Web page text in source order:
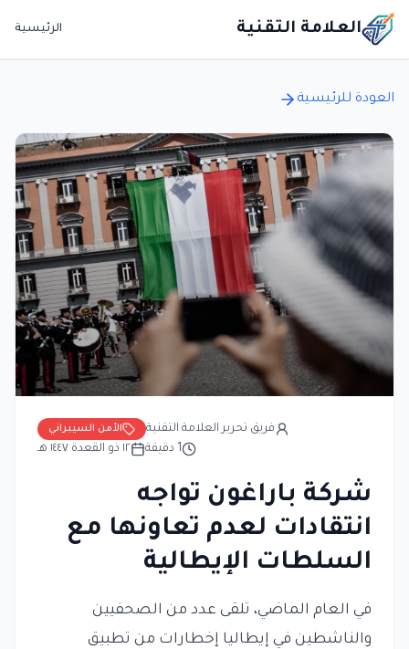
العلامة التقنية الرئيسية
العودة للرئيسية
الأمن السيبراني
فريق تحرير العلامة التقنية
١٢ ذو القعدة ١٤٤٧ هـ
1 دقيقة
شركة باراغون تواجه
انتقادات لعدم تعاونها مع
السلطات الإيطالية
في العام الماضي، تلقى عدد من الصحفيين
والناشطين في إيطاليا إخطارات من تطبيق